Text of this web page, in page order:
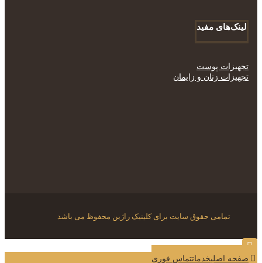
لینک‌های مفید
تجهیزات پوست
تجهیزات زنان و زایمان
تمامی حقوق سایت برای کلینیک راژین محفوظ می باشد
صفحه اصلیخدماتتماس فوری